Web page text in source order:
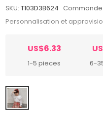
SKU: T103D3B624
Personnalisation et
US$6.33
1-5 pieces 6-